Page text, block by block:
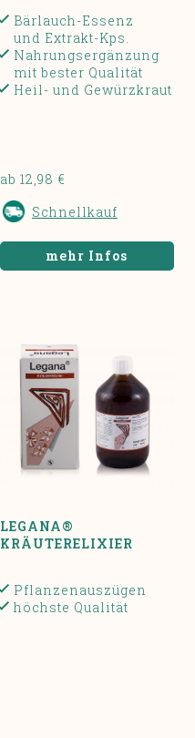
Bärlauch-Essenz
und Extrakt-Kps.
Nahrungsergänzung
mit bester Qualität
Heil- und Gewürzkraut
ab 12,98 €
Schnellkauf
mehr Infos
LEGANA®
KRÄUTERELIXIER
Pflanzenauszügen
höchste Qualität